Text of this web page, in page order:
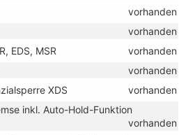
vorhanden
vorhanden
EDS, MSR
vorhanden
vorhanden
XDS
vorhanden
inkl. Auto-Hold-Funktion
vorhanden